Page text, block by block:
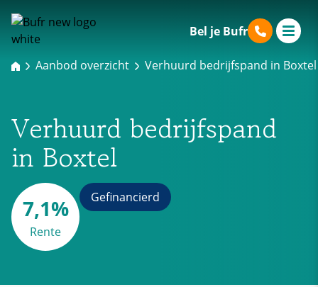
Bel je Bufr
Aanbod overzicht Verhuurd bedrijfspand in Boxtel
Verhuurd bedrijfspand
in Boxtel
7,1%
Rente
Gefinancierd